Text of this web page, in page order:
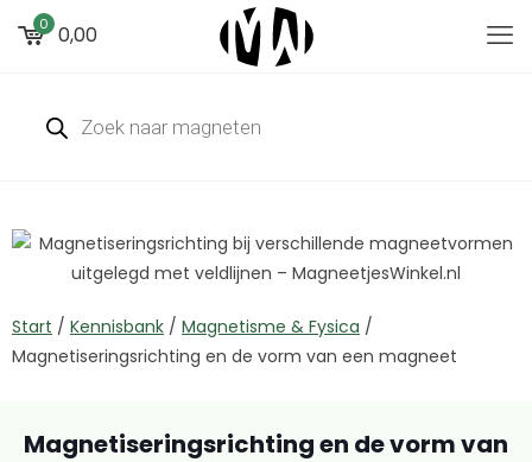
0 0,00
Start / Kennisbank / Magnetisme & Fysica /
Magnetiseringsrichting en de vorm van een magneet
Magnetiseringsrichting en de vorm van